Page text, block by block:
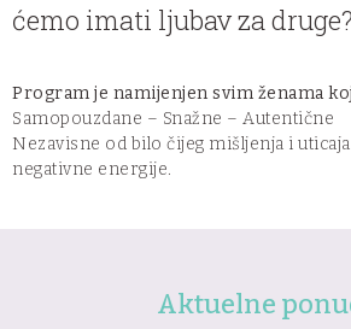
ćemo imati ljubav za druge?
Program je namijenjen svim ženama
Samopouzdane – Snažne – Autentične
Nezavisne od bilo čijeg mišljenja i
negativne energije.
Aktuelne